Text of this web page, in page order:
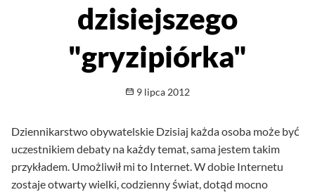
dzisiejszego
"gryzipiórka"
Opublikowano
9 lipca 2012
Dziennikarstwo obywatelskie Dzisiaj każda osoba może być
uczestnikiem debaty na każdy temat, sama jestem takim
przykładem. Umożliwił mi to Internet. W dobie Internetu
zostaje otwarty wielki, codzienny świat, dotąd mocno